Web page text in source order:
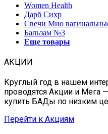
Women Health
Дарб Сихр
Свечи Мио
Бальзам №3
Еще товары
АКЦИИ
Круглый год в нашем
проводятся Акции и Мега
купить БАДы по низким
Перейти к Акциям